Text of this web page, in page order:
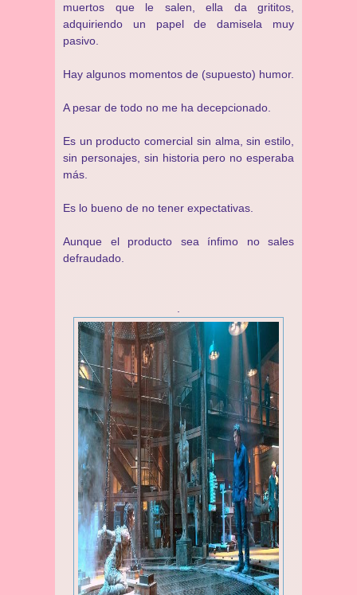
muertos que le salen, ella da grititos,
adquiriendo un papel de damisela muy
pasivo.
Hay algunos momentos de (supuesto) humor.
A pesar de todo no me ha decepcionado.
Es un producto comercial sin alma, sin estilo,
sin personajes, sin historia pero no esperaba
más.
Es lo bueno de no tener expectativas.
Aunque el producto sea ínfimo no sales
defraudado.